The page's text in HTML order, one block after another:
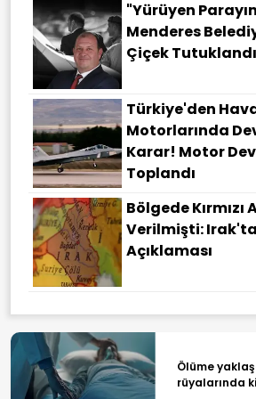
"Yürüyen
Menderes
Çiçek Tutuklandı
Türkiye'den
Motorlarında
Karar! Motor
Toplandı
Bölgede Kırmızı
Verilmişti:
Açıklaması
Ölüme
rüyalarında